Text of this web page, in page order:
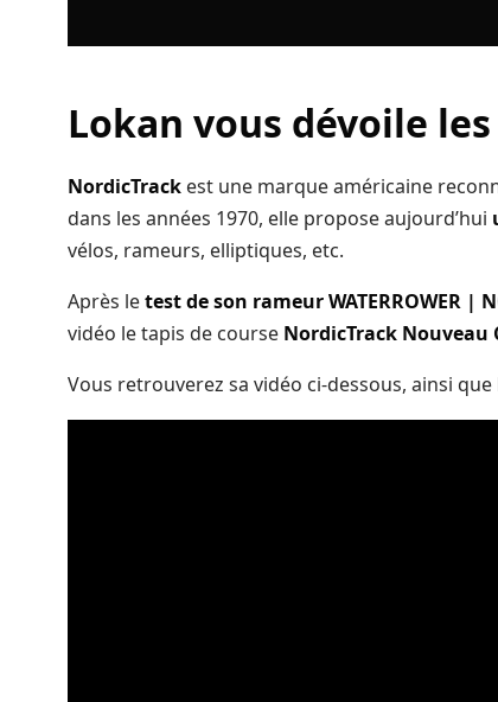
Lokan vous dévoile
NordicTrack est une marque américaine
dans les années 1970, elle propose aujourd’hui
vélos, rameurs, elliptiques, etc.
Après letest de son rameur WATERROWER |
vidéo le tapis de course NordicTrack Nouveau
Vous retrouverez sa vidéo ci-dessous, ainsi